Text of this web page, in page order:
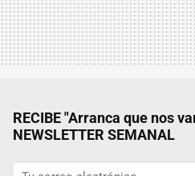
RECIBE "Arranca que nos
NEWSLETTER SEMANAL